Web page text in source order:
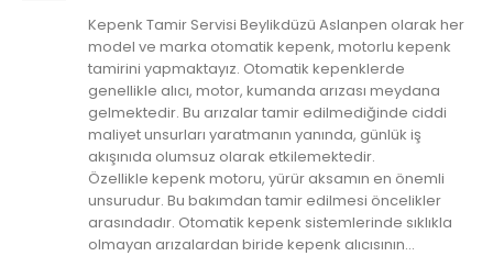
Kepenk Tamir Servisi Beylikdüzü Aslanpen olarak her
model ve marka otomatik kepenk, motorlu kepenk
tamirini yapmaktayız. Otomatik kepenklerde
genellikle alıcı, motor, kumanda arızası meydana
gelmektedir. Bu arızalar tamir edilmediğinde ciddi
maliyet unsurları yaratmanın yanında, günlük iş
akışınıda olumsuz olarak etkilemektedir.
Özellikle kepenk motoru, yürür aksamın en önemli
unsurudur. Bu bakımdan tamir edilmesi öncelikler
arasındadır. Otomatik kepenk sistemlerinde sıklıkla
olmayan arızalardan biride kepenk alıcısının...